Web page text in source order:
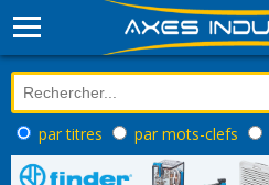
par titres par mots-clefs